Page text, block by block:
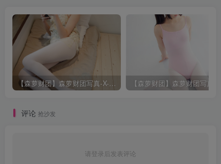
【森萝财团】森萝财团写真-X-057-[83P1V]
评论 抢沙发
请登录后发表评论